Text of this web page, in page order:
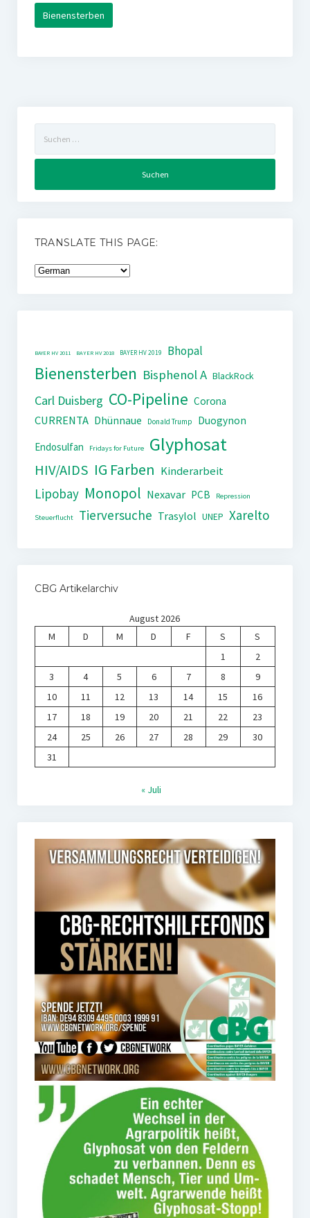
Bienensterben
nach:
TRANSLATE THIS PAGE:
BAYER HV 2011 BAYER HV 2018 BAYER HV 2019 Bhopal
Bienensterben Bisphenol A BlackRock
Carl Duisberg CO-Pipeline Corona
CURRENTA Dhünnaue Donald Trump
Duogynon
Endosulfan
Fridays for Future Glyphosat
HIV/AIDS IG Farben Kinderarbeit
Lipobay Monopol Nexavar PCB Repression
Steuerflucht Tierversuche Trasylol UNEP Xarelto
CBG Artikelarchiv
August 2026
M
D M D F S
S
1
2
3
4 5 6 7 8
9
10
11 12 13 14 15
16
17
18 19 20 21 22
23
24
25 26 27 28 29
30
31
« Juli